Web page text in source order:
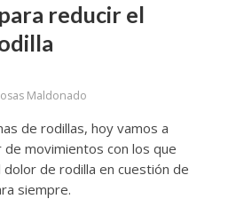
reducir el
Maldonado
de rodillas, hoy vamos a
movimientos con los que
de rodilla en cuestión de
siempre.